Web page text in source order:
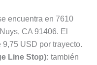
encuentra en 7610
CA 91406. El
USD por trayecto.
Line Stop): también